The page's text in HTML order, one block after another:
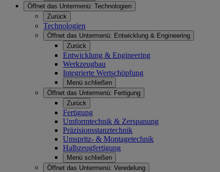
Öffnet das Untermenü: Technologien
Zurück
Technologien
Öffnet das Untermenü: Entwicklung & Engineering
Zurück
Entwicklung & Engineering
Werkzeugbau
Integrierte Wertschöpfung
Menü schließen
Öffnet das Untermenü: Fertigung
Zurück
Fertigung
Umformtechnik & Zerspanung
Präzisionsstanztechnik
Umspritz- & Montagetechnik
Halbzeugfertigung
Menü schließen
Öffnet das Untermenü: Veredelung